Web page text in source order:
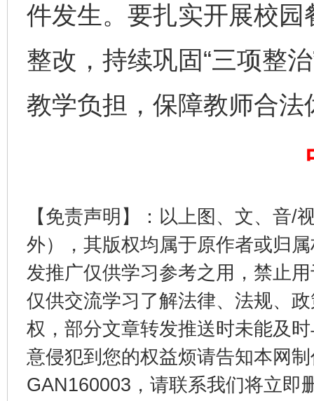
件发生。要扎实开展校
整改，持续巩固“三项整
教学负担，保障教师合法
【免责声明】：以上图、文、音/
外），其版权均属于原作者或归
发推广仅供学习参考之用，禁止
仅供交流学习了解法律、法规、
权，部分文章转发推送时未能及
意侵犯到您的权益烦请告知本网
GAN160003，请联系我们将立即
完善运行机制助力责任有效落实 一纸欠
东山县通报“牛蛙产品抗生素超标问题” 法